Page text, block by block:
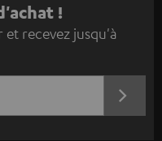
!
et recevez jusqu'à